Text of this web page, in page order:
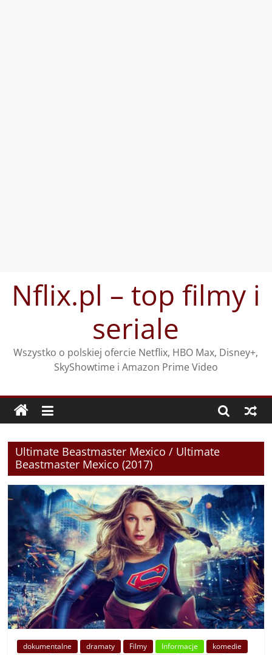
treściNflix.pl – top filmy i
seriale
Wszystko o polskiej ofercie Netflix, HBO Max, Disney+,
SkyShowtime i Amazon Prime Video
Ultimate Beastmaster Mexico / Ultimate
Beastmaster Mexico (2017)
dokumentalne dramaty Filmy Informacje
komedie